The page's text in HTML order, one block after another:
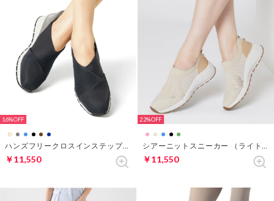
16%
ハンズフリークロスインステップスニーカー （チャコールグレー）
￥11,550
22%
￥11,550